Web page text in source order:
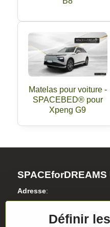
Matelas pour voiture -
SPACEBED® pour
Xpeng G9
SPACEforDREAMS
Adresse:
01307 DresdenDéfinir